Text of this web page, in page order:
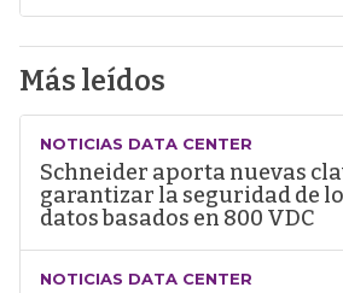
Más leídos
NOTICIAS DATA CENTER
Schneider aporta nuevas
garantizar la seguridad de
datos basados en 800 VDC
NOTICIAS DATA CENTER